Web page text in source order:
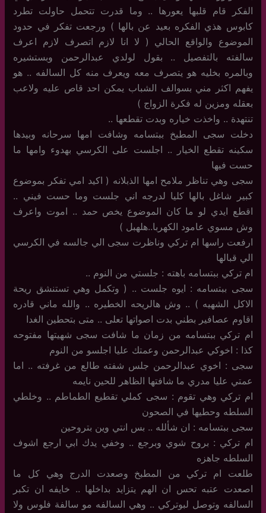
الفكر قام قلبها يعورها .. وما قدرت تتحمل حاولت تطرد
كابوس هذي الفكره بعيد عن بالها ) ورجعت تفكر في حدود
الموضوع والواقع الحالي ( لا انا لازم اتصرف لازم اعرف
سالفته بالتفصيل .. بقول لولدي عبدالرحمن وبستشيره
وبالمره بخليه هو يتصرف معه ويعرف منه كل السالفه .. هو
يفهم اكثر مني بسوالف الشباب يمكن احد قاص عليه ولاعب
بعقله ومزين له فكرة الزواج )
تنتهدة .. واخذت خياره وبدت تقطعها ..
دخلت سجى المطبخ ببتسامه وشافت امها سرحانه وبيدها
سكينه تقطع الخيار .. اجلست على الكرسي بهدوء وامها ما
حست فيها
سجى وهي تناظر ملامح امها الذبلانه ( اكيد امي تفكر بموضوع
كبير شاغل بالها كليا لدرجه اني جلست وما حست فيني ..
اقطع ايدي لو ما كان الموضوع يخص حمد .. اموت واعرف
وش مسوي عامود الكهربا..هلهبل )
ارفعت راسها ام تركي وناظرت سجى الي جالسه في الكرسي
الي قبالها
ام تركي ببتسامه باهته : جلستي من النوم ..
سجى ببتسامه : ايوه جلست .. ( وتكمل وهي تستنشق ريحة
الاكل الشهيه ) .. وش هالريحه الخطيره .. والله ماني قادره
اقاوم عصافير بطني بدت اصواتها تعلى .. متى بتحطين الغدا
ام تركي ببتسامه من زمان ما شافت سجى شهيتها مفتوحه
كذا : اخوكي عبدالرحمن وعمتك عليا اجلسو من النوم
سجى : اخوي عبدالرحمن جلس شفته طالع من غرفته .. اما
عمتي عليا مدري ما شافتها الظاهر للحين نايمه
ام تركي وهي تقوم : سجى كملي تقطيع الطماطم .. وخلطي
السلطه وحطيها في الصحون
سجى ببتسامه : ان شألله .. بس انتي وين بتروحين
ام تركي : بروح شوي وبرجع .. وخفي يدك ابي ارجع اشوف
السلطه جاهزه
طلعت ام تركي من المطبخ وصعدت الدرج وهي كل ما
اصعدت عتبه تحس ان الهم يتزايد بداخلها .. خايفه ان تكبر
السالفه وتوصل لبوتركي .. وهي السالفه مو سالفة فلوس ولا